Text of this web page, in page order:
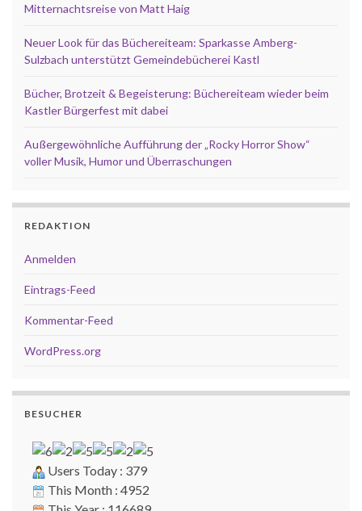
Mitternachtsreise von Matt Haig
Neuer Look für das Büchereiteam: Sparkasse Amberg-
Sulzbach unterstützt Gemeindebücherei Kastl
Bücher, Brotzeit & Begeisterung: Büchereiteam wieder beim
Kastler Bürgerfest mit dabei
Außergewöhnliche Aufführung der „Rocky Horror Show“
voller Musik, Humor und Überraschungen
REDAKTION
Anmelden
Eintrags-Feed
Kommentar-Feed
WordPress.org
BESUCHER
Users Today : 379
This Month : 4952